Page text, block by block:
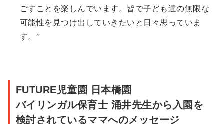
ごすことを楽しんでいます。皆で子ども達の無限な
可能性を見つけ出していきたいと日々思っていま
す。
FUTURE児童園 日本橋園
バイリンガル保育士 涌井先生から入園を
検討されているママへのメッセージ